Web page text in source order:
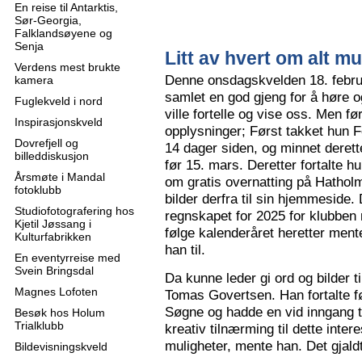
En reise til Antarktis,
Sør-Georgia,
Falklandsøyene og
Senja
Verdens mest brukte
kamera
Fuglekveld i nord
Inspirasjonskveld
Dovrefjell og
billeddiskusjon
Årsmøte i Mandal
fotoklubb
Studiofotografering hos
Kjetil Jøssang i
Kulturfabrikken
En eventyrreise med
Svein Bringsdal
Magnes Lofoten
Besøk hos Holum
Trialklubb
Bildevisningskveld
Litt av hvert om alt
Denne onsdagskvelden 18.
samlet en god gjeng for å høre
ville fortelle og vise oss. Men
opplysninger; Først takket hun
14 dager siden, og minnet
før 15. mars. Deretter fortalte
om gratis overnatting på
bilder derfra til sin hjemmeside.
regnskapet for 2025 for
følge kalenderåret heretter
han til.
Da kunne leder gi ord og bilder
Tomas Govertsen. Han fortalte
Søgne og hadde en vid
kreativ tilnærming til dette
muligheter, mente han. Det